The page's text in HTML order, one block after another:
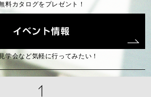
料カタログをプレゼント！
学会など気軽に行ってみたい！